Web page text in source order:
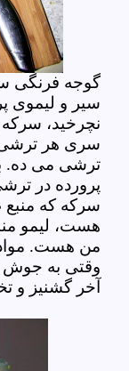
گوجه فرنگی
سیر و لیموی
نچرخید،
سری هر ترشی
ترشی می ده.
پرورده در
سرکه که
هست، لیمو
من هست. مواد
وقتی به جوش
آخر گشنیز